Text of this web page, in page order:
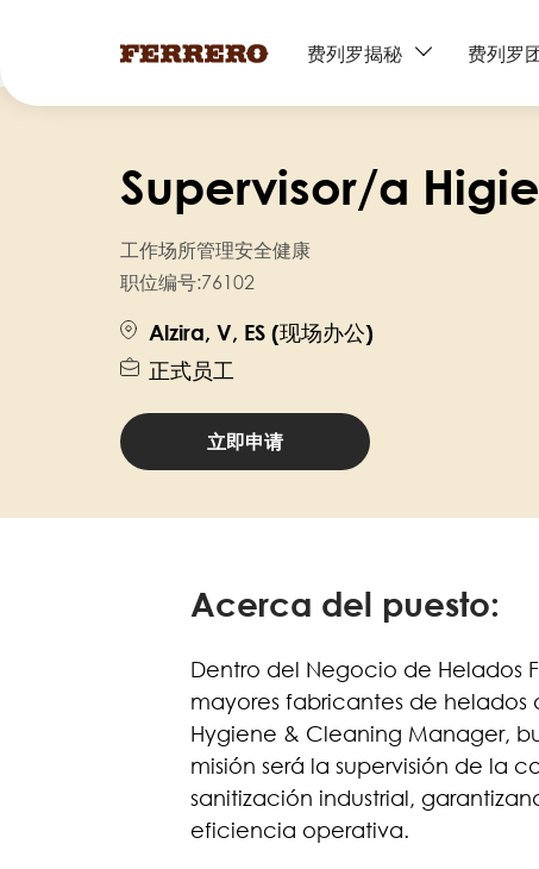
Main
navigation
费列罗揭秘 费列罗
Supervisor/a
工作场所管理安全健康
职位编号:76102
Alzira, V, ES (现场办公)
正式员工
立即申请
Acerca del puesto:
Dentro del Negocio de Helados
mayores fabricantes de
Hygiene & Cleaning Manager,
misión será la supervisión de la
sanitización industrial,
eficiencia operativa.